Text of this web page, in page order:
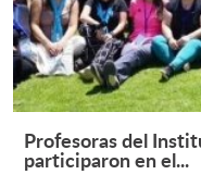
Profesoras del
participaron en el...